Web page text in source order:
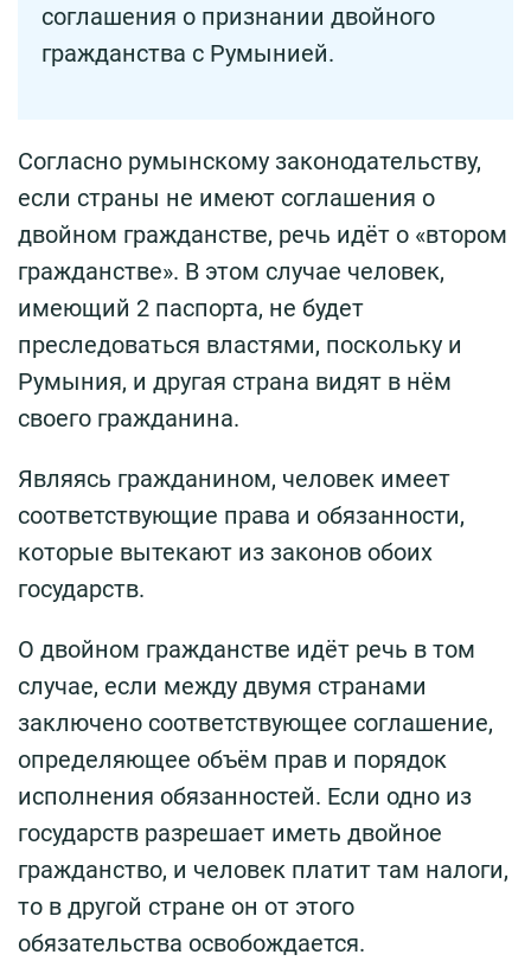
соглашения о признании двойного
гражданства с Румынией.
Согласно румынскому законодательству,
если страны не имеют соглашения о
двойном гражданстве, речь идёт о «втором
гражданстве». В этом случае человек,
имеющий 2 паспорта, не будет
преследоваться властями, поскольку и
Румыния, и другая страна видят в нём
своего гражданина.
Являясь гражданином, человек имеет
соответствующие права и обязанности,
которые вытекают из законов обоих
государств.
О двойном гражданстве идёт речь в том
случае, если между двумя странами
заключено соответствующее соглашение,
определяющее объём прав и порядок
исполнения обязанностей. Если одно из
государств разрешает иметь двойное
гражданство, и человек платит там налоги,
то в другой стране он от этого
обязательства освобождается.